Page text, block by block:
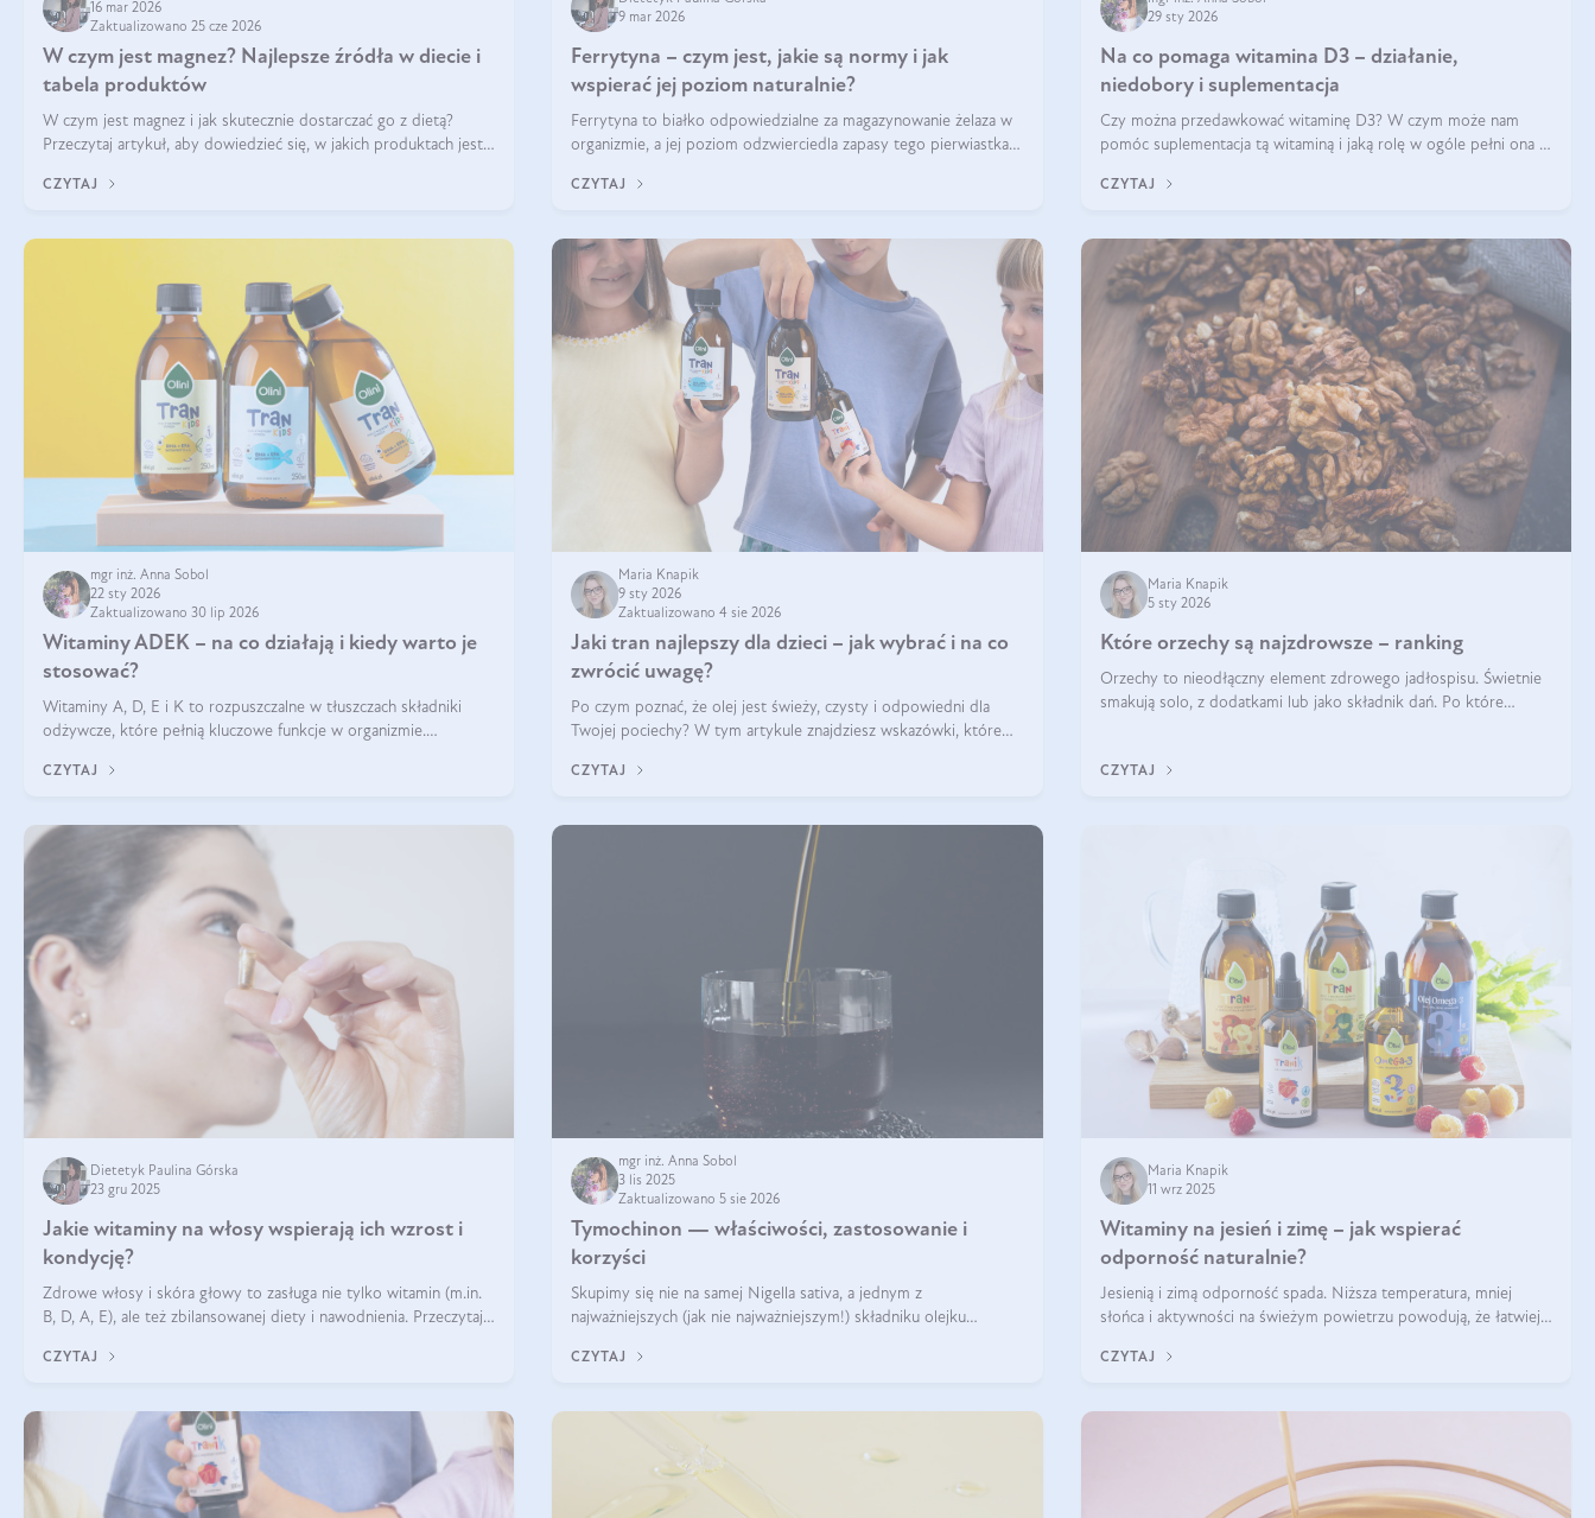
16 mar 2026
Zaktualizowano 25 cze 2026
W czym jest magnez? Najlepsze źródła w diecie i
tabela produktów
W czym jest magnez i jak skutecznie dostarczać go z dietą?
Przeczytaj artykuł, aby dowiedzieć się, w jakich produktach jest
CZYTAJ
9 mar 2026
Ferrytyna – czym jest, jakie są normy i jak
wspierać jej poziom naturalnie?
Ferrytyna to białko odpowiedzialne za magazynowanie żelaza w
organizmie, a jej poziom odzwierciedla zapasy tego pierwiastka.
ferrytyny daje objawy, które mogą utrudniać codzienne
CZYTAJ
29 sty 2026
Na co pomaga witamina D3 – działanie,
niedobory i suplementacja
Czy można przedawkować witaminę D3? W czym może nam
pomóc suplementacja tą witaminą i jaką rolę w ogóle pełni ona w
zalecane jest jesienią i zimą, ale czy wiesz, dlaczego warto to
CZYTAJ
mgr inż. Anna Sobol
22 sty 2026
Zaktualizowano 30 lip 2026
Witaminy ADEK – na co działają i kiedy warto je
stosować?
Witaminy A, D, E i K to rozpuszczalne w tłuszczach składniki
odżywcze, które pełnią kluczowe funkcje w organizmie.
krzepliwość krwi oraz mineralizację kości.
CZYTAJ
Maria Knapik
9 sty 2026
Zaktualizowano 4 sie 2026
Jaki tran najlepszy dla dzieci – jak wybrać i na co
zwrócić uwagę?
Po czym poznać, że olej jest świeży, czysty i odpowiedni dla
Twojej pociechy? W tym artykule znajdziesz wskazówki, które
CZYTAJ
Maria Knapik
5 sty 2026
Które orzechy są najzdrowsze – ranking
Orzechy to nieodłączny element zdrowego jadłospisu. Świetnie
smakują solo, z dodatkami lub jako składnik dań. Po które
CZYTAJ
Dietetyk Paulina Górska
23 gru 2025
Jakie witaminy na włosy wspierają ich wzrost i
kondycję?
Zdrowe włosy i skóra głowy to zasługa nie tylko witamin (m.in.
B, D, A, E), ale też zbilansowanej diety i nawodnienia. Przeczytaj
wypadanie włosów.
CZYTAJ
mgr inż. Anna Sobol
3 lis 2025
Zaktualizowano 5 sie 2026
Tymochinon — właściwości, zastosowanie i
korzyści
Skupimy się nie na samej Nigella sativa, a jednym z
najważniejszych (jak nie najważniejszym!) składniku olejku
CZYTAJ
Maria Knapik
11 wrz 2025
Witaminy na jesień i zimę – jak wspierać
odporność naturalnie?
Jesienią i zimą odporność spada. Niższa temperatura, mniej
słońca i aktywności na świeżym powietrzu powodują, że łatwiej
wspierać układ immunologiczny. Co warto suplementować
CZYTAJ